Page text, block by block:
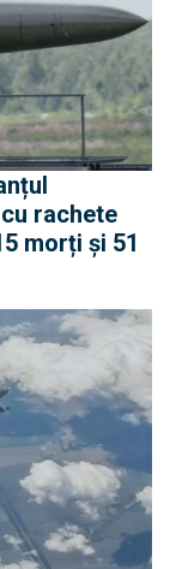
rachete
morți și 51